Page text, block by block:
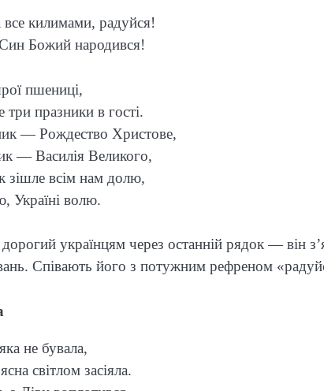
все килимами, радуйся!
Божий народився!
пшениці,
празники в гості.
— Рождество Христове,
— Василія Великого,
зішле всім нам долю,
Україні волю.
українцям через останній рядок — він
Співають його з потужним рефреном
не бувала,
світлом засіяла.